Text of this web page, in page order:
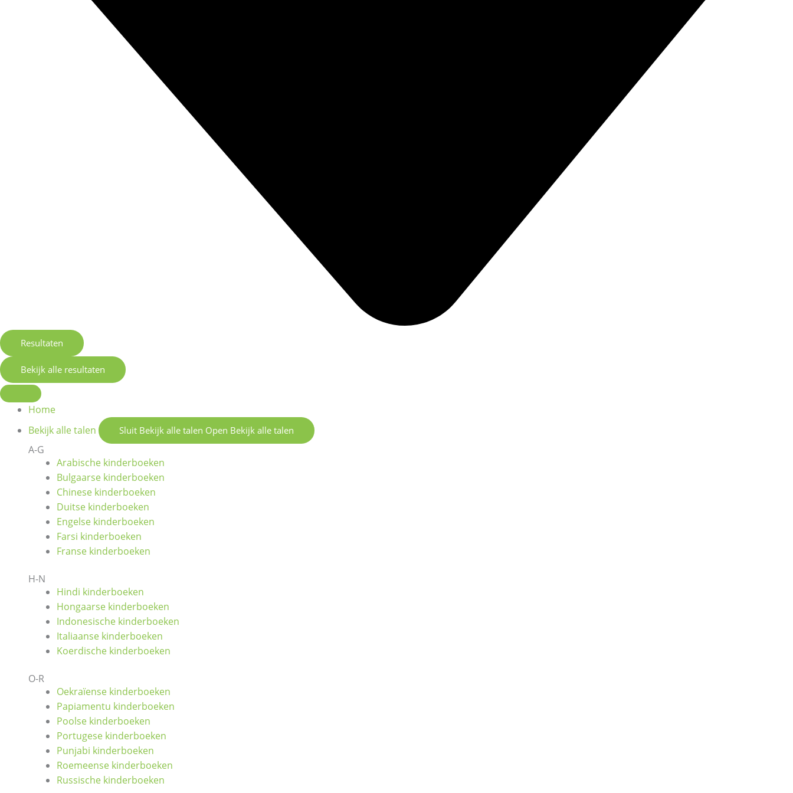
Resultaten
Bekijk alle resultaten
Home
Bekijk alle talen
Sluit Bekijk alle talen Open Bekijk alle talen
A-G
Arabische kinderboeken
Bulgaarse kinderboeken
Chinese kinderboeken
Duitse kinderboeken
Engelse kinderboeken
Farsi kinderboeken
Franse kinderboeken
H-N
Hindi kinderboeken
Hongaarse kinderboeken
Indonesische kinderboeken
Italiaanse kinderboeken
Koerdische kinderboeken
O-R
Oekraïense kinderboeken
Papiamentu kinderboeken
Poolse kinderboeken
Portugese kinderboeken
Punjabi kinderboeken
Roemeense kinderboeken
Russische kinderboeken